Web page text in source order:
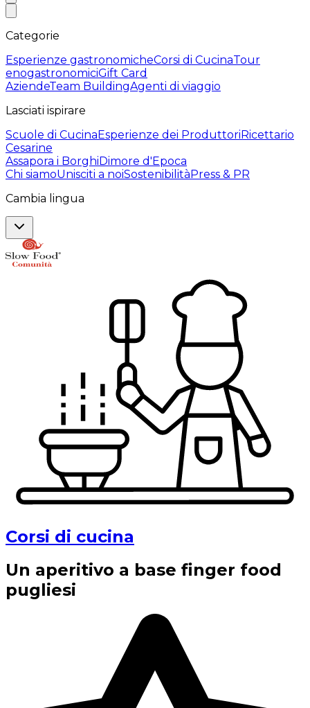
Categorie
Esperienze gastronomicheCorsi di CucinaTour
enogastronomiciGift Card
AziendeTeam BuildingAgenti di viaggio
Lasciati ispirare
Scuole di CucinaEsperienze dei ProduttoriRicettario
Cesarine
Assapora i BorghiDimore d'Epoca
Chi siamoUnisciti a noiSostenibilitàPress & PR
Cambia lingua
Corsi di cucina
Un aperitivo a base finger food
pugliesi